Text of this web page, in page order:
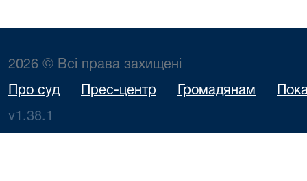
2026 © Всі права захищені
Про суд Прес-центр Громадянам
v1.38.1